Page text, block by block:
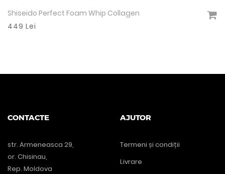
Vezi detalii
Shiseido Perfect Foam Whip Collagen
449 Lei
CONTACTE
str. Armeneasca 29,
or. Chisinau,
Rep. Moldova
AJUTOR
Termeni și condiții
Livrare